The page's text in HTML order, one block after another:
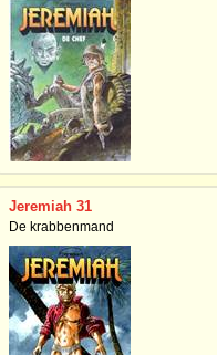
Jeremiah 31
De krabbenmand